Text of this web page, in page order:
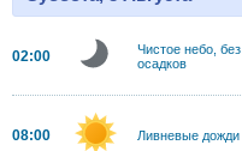
02:00
Чистое небо, без
осадков
08:00 Ливневые дожди